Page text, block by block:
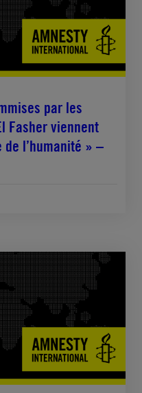
par les
Fasher viennent
l’humanité » –